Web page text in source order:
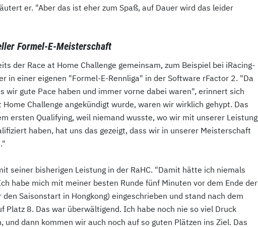
er. "Aber das ist eher zum Spaß, auf Dauer wird das leider
Formel-E-Meisterschaft
der Race at Home Challenge gemeinsam, zum Beispiel bei iRacing-
in einer eigenen "Formel-E-Rennliga" in der Software rFactor 2. "Da
wir gute Pace haben und immer vorne dabei waren", erinnert sich
Home Challenge angekündigt wurde, waren wir wirklich gehypt. Das
ersten Qualifying, weil niemand wusste, wo wir mit unserer Leistung
haben, hat uns das gezeigt, dass wir in unserer Meisterschaft
seiner bisherigen Leistung in der RaHC. "Damit hätte ich niemals
habe mich mit meiner besten Runde fünf Minuten vor dem Ende der
Saisonstart in Hongkong) eingeschrieben und stand nach dem
Platz 8. Das war überwältigend. Ich habe noch nie so viel Druck
und dann kommen wir auch noch auf so guten Plätzen ins Ziel. Das